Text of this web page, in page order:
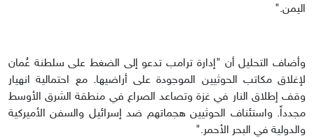
اليمن."
وأضاف التحليل أن "إدارة ترامب تدعو إلى الضغط على سلطنة عُمان
لإغلاق مكاتب الحوثيين الموجودة على أراضيها. مع احتمالية انهيار
وقف إطلاق النار في غزة وتصاعد الصراع في منطقة الشرق الأوسط
مجدداً. واستئناف الحوثيين هجماتهم ضد إسرائيل والسفن الأميركية
والدولية في البحر الأحمر."